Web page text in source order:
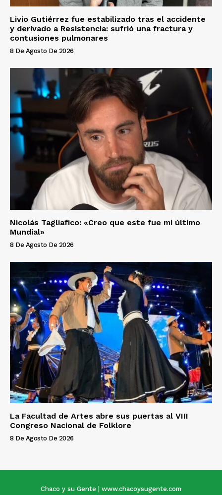
Livio Gutiérrez fue estabilizado tras el accidente
y derivado a Resistencia: sufrió una fractura y
contusiones pulmonares
8 De Agosto De 2026
Nicolás Tagliafico: «Creo que este fue mi último
Mundial»
8 De Agosto De 2026
La Facultad de Artes abre sus puertas al VIII
Congreso Nacional de Folklore
8 De Agosto De 2026
Chaco y su Gente | www.chacoysugente.com